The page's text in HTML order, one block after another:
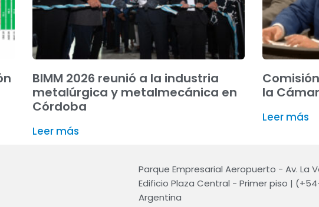
BIMM 2026 reunió a la industria
metalúrgica y metalmecánica en
Córdoba
Leer más
la
Leer más
Parque Empresarial Aeropuerto - Av. La
Edificio Plaza Central - Primer piso |
Argentina